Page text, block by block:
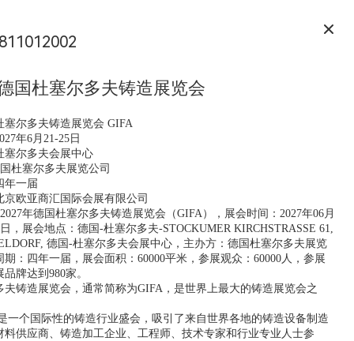
国杜塞尔多夫铸造展览会
塞尔多夫铸造展览会 GIFA
年6月21-25日
塞尔多夫会展中心
杜塞尔多夫展览公司
年一届
京欧亚商汇国际会展有限公司
年德国杜塞尔多夫铸造展览会（GIFA），展会时间：2027年06月
，展会地点：德国-杜塞尔多夫-STOCKUMER KIRCHSTRASSE 61, 4
德国-杜塞尔多夫会展中心，主办方：德国杜塞尔多夫展览公
：四年一届，展会面积：60000平米，参展观众：60000人，参展商
牌达到980家。
夫铸造展览会，通常简称为GIFA，是世界上最大的铸造展览会之
一个国际性的铸造行业盛会，吸引了来自世界各地的铸造设备制造
料供应商、铸造加工企业、工程师、技术专家和行业专业人士参